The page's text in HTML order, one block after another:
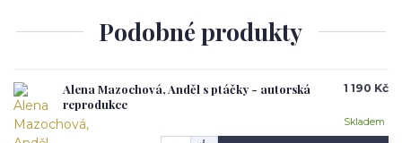
Podobné produkty
Alena Mazochová, Anděl s ptáčky - autorská
reprodukce
1 190 Kč
Skladem